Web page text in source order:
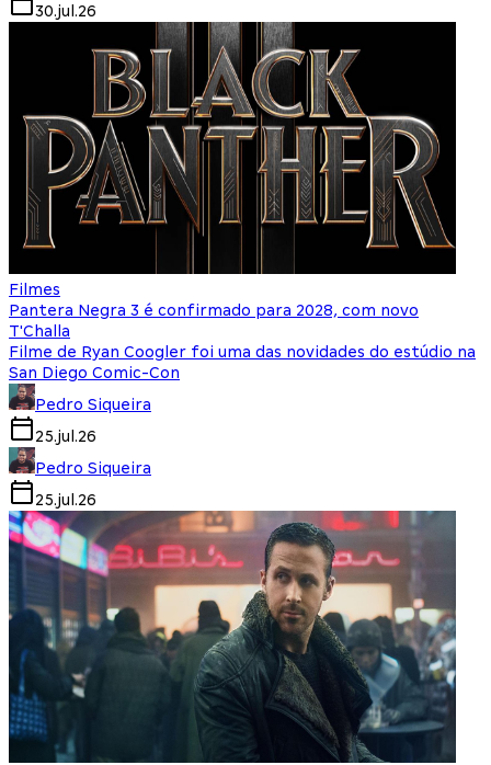
30.jul.26
Filmes
Pantera Negra 3 é confirmado para 2028, com novo
T'Challa
Filme de Ryan Coogler foi uma das novidades do estúdio na
San Diego Comic-Con
Pedro Siqueira
25.jul.26
Pedro Siqueira
25.jul.26